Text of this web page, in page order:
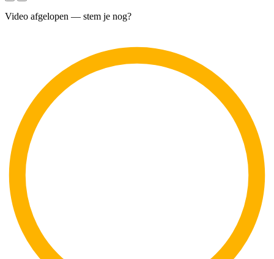
Video afgelopen — stem je nog?